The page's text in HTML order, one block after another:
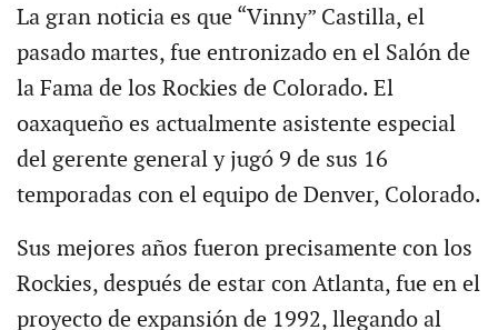
La gran noticia es que “Vinny” Castilla, el
pasado martes, fue entronizado en el Salón de
la Fama de los Rockies de Colorado. El
oaxaqueño es actualmente asistente especial
del gerente general y jugó 9 de sus 16
temporadas con el equipo de Denver, Colorado.
Sus mejores años fueron precisamente con los
Rockies, después de estar con Atlanta, fue en el
proyecto de expansión de 1992, llegando al